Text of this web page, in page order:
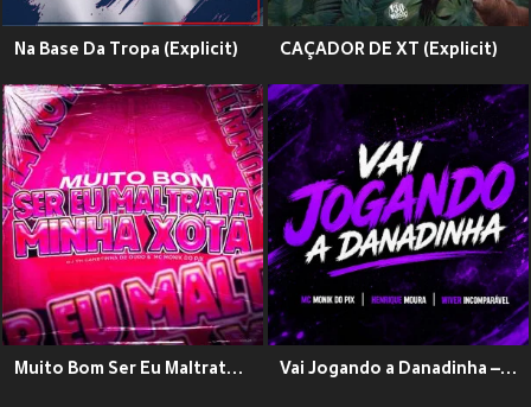
Na Base Da Tropa (Explicit) CAÇADOR DE XT (Explicit)
Muito Bom Ser Eu Maltrata Minha Xota (Explicit) Vai Jogando a Danadinha – MC Monik do Pix, Henrique Moura & DJ Wiver Incomparável (Explicit)